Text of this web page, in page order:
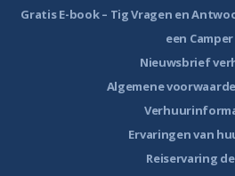
Gratis E-book – Tig Vragen en
een Camper
Nieuwsbrief
Algemene
Ervaringen van
Reiservaring